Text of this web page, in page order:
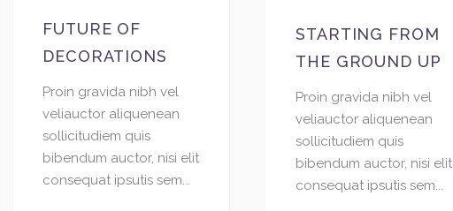
FUTURE OF
DECORATIONS
Proin gravida nibh vel
veliauctor aliquenean
sollicitudiem quis
bibendum auctor, nisi elit
consequat ipsutis sem...
STARTING FROM
THE GROUND UP
Proin gravida nibh vel
veliauctor aliquenean
sollicitudiem quis
bibendum auctor, nisi elit
consequat ipsutis sem...